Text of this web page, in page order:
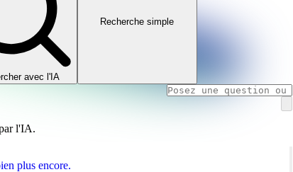
avec l'IA
Recherche simple
l'IA.
plus encore.